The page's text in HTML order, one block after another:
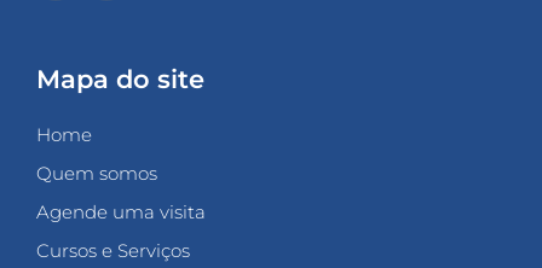
Mapa do site
Home
Quem somos
Agende uma visita
Cursos e Serviços